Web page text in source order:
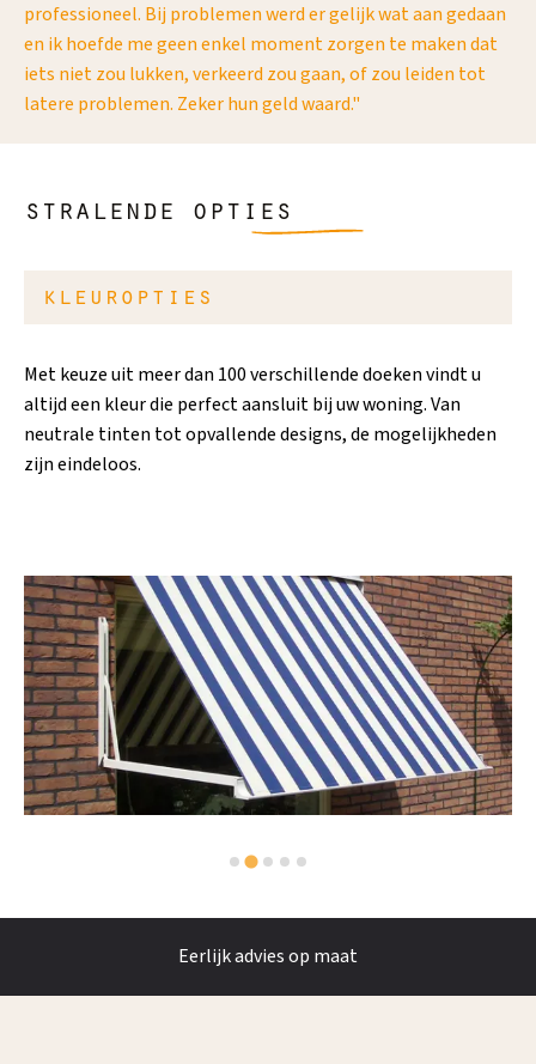
professioneel. Bij problemen werd er gelijk wat aan gedaan
en ik hoefde me geen enkel moment zorgen te maken dat
iets niet zou lukken, verkeerd zou gaan, of zou leiden tot
latere problemen. Zeker hun geld waard."
stralende opties
kleuropties
Met keuze uit meer dan 100 verschillende doeken vindt u
altijd een kleur die perfect aansluit bij uw woning. Van
neutrale tinten tot opvallende designs, de mogelijkheden
zijn eindeloos.
Eerlijk advies op maat